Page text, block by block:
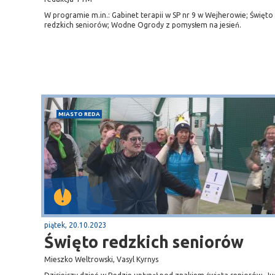
W programie m.in.: Gabinet terapii w SP nr 9 w Wejherowie; Święto
redzkich seniorów; Wodne Ogrody z pomysłem na jesień.
MIASTO REDA
piątek, 20.10.2023
Święto redzkich seniorów
Mieszko Weltrowski, Vasyl Kyrnys